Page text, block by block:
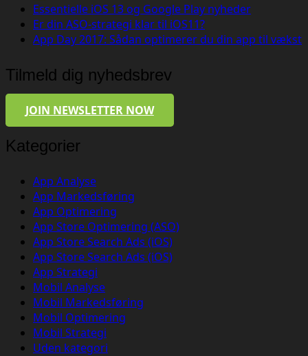
Essentielle iOS 13 og Google Play nyheder
Er din ASO-strategi klar til iOS11?
App Day 2017: Sådan optimerer du din app til vækst
Tilmeld dig nyhedsbrev
JOIN NEWSLETTER NOW
Kategorier
App Analyse
App Markedsføring
App Optimering
App Store Optimering (ASO)
App Store Search Ads (iOS)
App Store Search Ads (iOS)
App Strategi
Mobil Analyse
Mobil Markedsføring
Mobil Optimering
Mobil Strategi
Uden kategori